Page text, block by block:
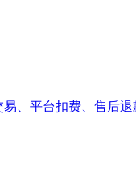
、平台扣费、售后